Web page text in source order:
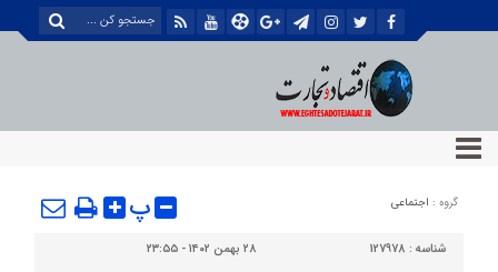
گروه : اجتماعی پ
شناسه : 127978
۲۸ بهمن ۱۴۰۲ - ۲۳:۵۵